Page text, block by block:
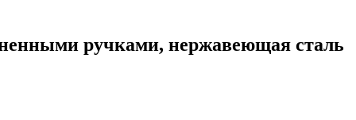
ручками, нержавеющая сталь